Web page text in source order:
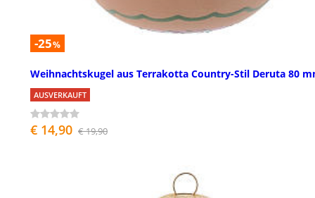
-25%
Weihnachtskugel aus Terrakotta Country-Stil Deruta 80
AUSVERKAUFT
€ 14,90 € 19,90